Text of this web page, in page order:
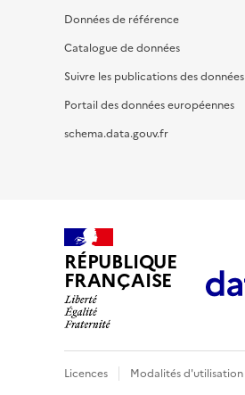
Données de référence
Catalogue de données
Suivre les publications des données
Portail des données européennes
schema.data.gouv.fr
RÉPUBLIQUE
FRANÇAISE
Licences Modalités d'utilisation